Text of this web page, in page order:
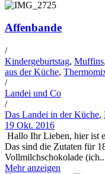
Affenbande
/
Kindergeburtstag, Muffins,
aus der Küche,
/
Landei und Co
/
Das Landei in der Küche,
19 Okt. 2016
Hallo Ihr Lieben, hier ist
Das sind die Zutaten für
Vollmilchschokolade
Mehr anzeigen